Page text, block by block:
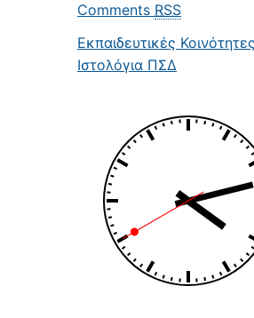
Comments RSS
Εκπαιδευτικές
Ιστολόγια ΠΣΔ